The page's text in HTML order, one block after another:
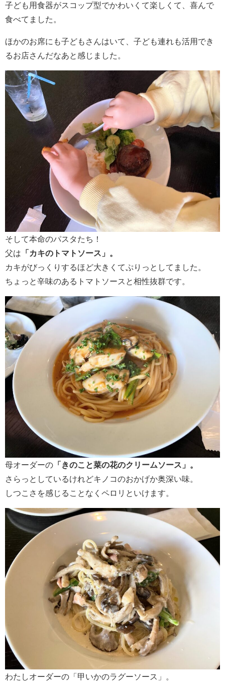
子ども用食器がスコップ型でかわいくて楽しくて、喜んで
食べてました。
ほかのお席にも子どもさんはいて、子ども連れも活用でき
るお店さんだなあと感じました。
そして本命のパスタたち！
父は 「カキのトマトソース」。
カキがびっくりするほど大きくてぷりっとしてました。
ちょっと辛味のあるトマトソースと相性抜群です。
母オーダーの 「きのこと菜の花のクリームソース」。
さらっとしているけれどキノコのおかげか奥深い味。
しつこさを感じることなくペロリといけます。
わたしオーダーの「甲いかのラグーソース」。